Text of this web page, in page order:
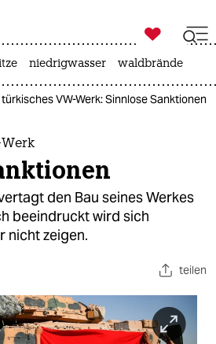
taz zahl ich
ich

taz zahl ich
niedrigwasser waldbrände
türkisches VW-Werk: Sinnlose Sanktionen
den Bau seines Werkes
beeindruckt wird sich
nicht zeigen.
teilen